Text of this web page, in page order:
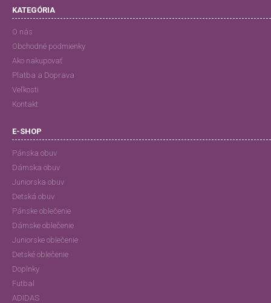
KATEGÓRIA
O nás
Obchodné podmienky
Ako nakupovať
Platba a Doprava
Veľkosti
Kontakt
E-SHOP
Pánska obuv
Dámska obuv
Juniorska obuv
Detská obuv
Pánske oblečenie
Dámske oblečenie
Juniorske oblečenie
Detské oblečenie
Doplnky
Futbal
ADIDAS